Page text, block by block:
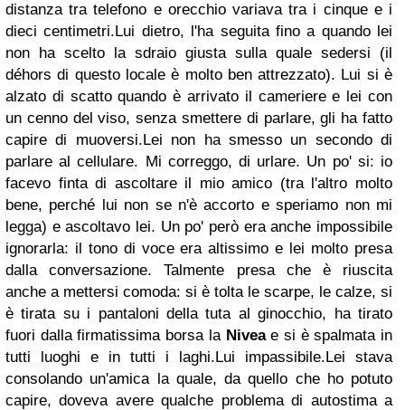
distanza tra telefono e orecchio variava tra i cinque e i
dieci centimetri.Lui dietro, l'ha seguita fino a quando lei
non ha scelto la sdraio giusta sulla quale sedersi (il
déhors di questo locale è molto ben attrezzato). Lui si è
alzato di scatto quando è arrivato il cameriere e lei con
un cenno del viso, senza smettere di parlare, gli ha fatto
capire di muoversi.Lei non ha smesso un secondo di
parlare al cellulare. Mi correggo, di urlare. Un po' si: io
facevo finta di ascoltare il mio amico (tra l'altro molto
bene, perché lui non se n'è accorto e speriamo non mi
legga) e ascoltavo lei. Un po' però era anche impossibile
ignorarla: il tono di voce era altissimo e lei molto presa
dalla conversazione. Talmente presa che è riuscita
anche a mettersi comoda: si è tolta le scarpe, le calze, si
è tirata su i pantaloni della tuta al ginocchio, ha tirato
fuori dalla firmatissima borsa la Niveae si è spalmata in
tutti luoghi e in tutti i laghi.Lui impassibile.Lei stava
consolando un'amica la quale, da quello che ho potuto
capire, doveva avere qualche problema di autostima a